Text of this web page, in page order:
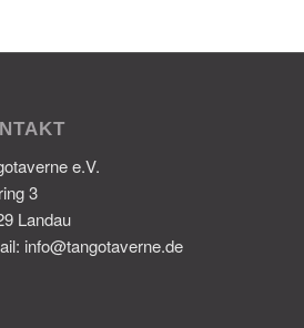
e.V.
3
Landau
info@tangotaverne.de